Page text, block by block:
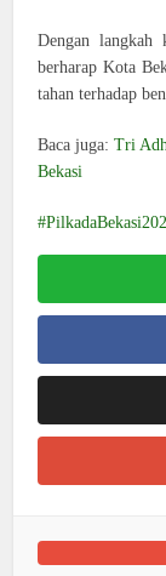
Dengan
berharap Kota
tahan terhadap
Baca juga:Tri
Bekasi